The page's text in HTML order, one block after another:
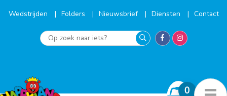
naarWedstrijden Folders Nieuwsbrief Diensten Contact
Op